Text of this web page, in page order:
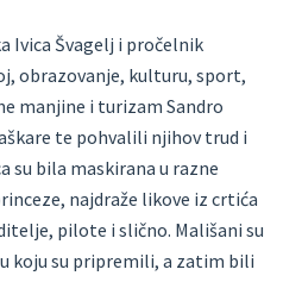
Ivica Švagelj i pročelnik
obrazovanje, kulturu, sport,
manjine i turizam Sandro
te pohvalili njihov trud i
su bila maskirana u razne
najdraže likove iz crtića
pilote i slično. Mališani su
koju su pripremili, a zatim bili